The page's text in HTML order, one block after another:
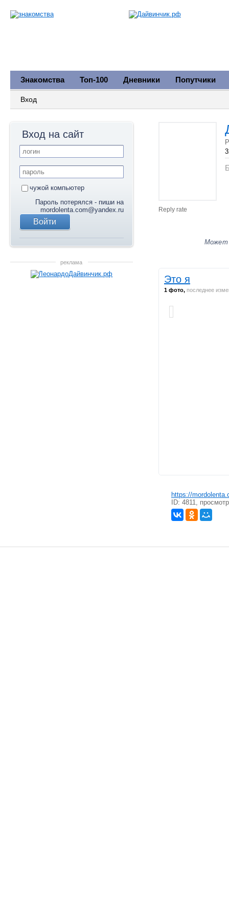
Знакомства Топ-100 Дневники Попутчики
Вход
Reply rate
Это я
1 фото, последнее
https://
ID: 4811,
Вход на сайт
чужой компьютер
Пароль потерялся - пиши на
mordolenta.com@yandex.ru
реклама